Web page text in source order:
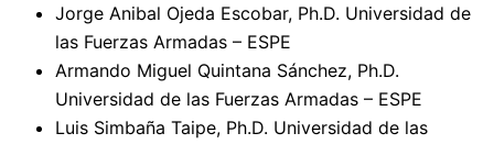
Jorge Anibal Ojeda Escobar, Ph.D. Universidad de
las Fuerzas Armadas – ESPE
Armando Miguel Quintana Sánchez, Ph.D.
Universidad de las Fuerzas Armadas – ESPE
Luis Simbaña Taipe, Ph.D. Universidad de las